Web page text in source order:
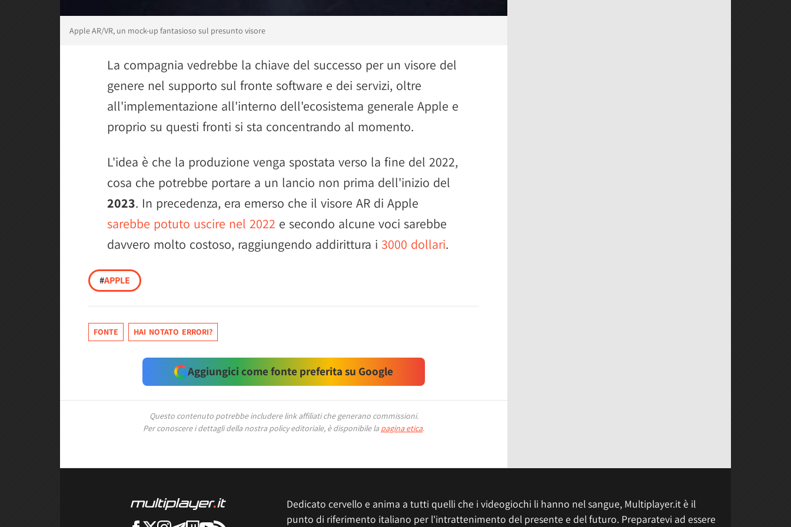
Apple AR/VR, un mock-up fantasioso sul presunto visore
La compagnia vedrebbe la chiave del successo per un visore del
genere nel supporto sul fronte software e dei servizi, oltre
all'implementazione all'interno dell'ecosistema generale Apple e
proprio su questi fronti si sta concentrando al momento.
L'idea è che la produzione venga spostata verso la fine del 2022,
cosa che potrebbe portare a un lancio non prima dell'inizio del
2023. In precedenza, era emerso che il visore AR di Apple
sarebbe potuto uscire nel 2022 e secondo alcune voci sarebbe
davvero molto costoso, raggiungendo addirittura i 3000 dollari.
#APPLE
FONTE HAI NOTATO ERRORI?
Aggiungici come fonte preferita su Google
Questo contenuto potrebbe includere link affiliati che generano commissioni.
Per conoscere i dettagli della nostra policy editoriale, è disponibile la pagina etica.
Dedicato cervello e anima a tutti quelli che i videogiochi li hanno nel sangue, Multiplayer.it è il
punto di riferimento italiano per l'intrattenimento del presente e del futuro. Preparatevi ad essere